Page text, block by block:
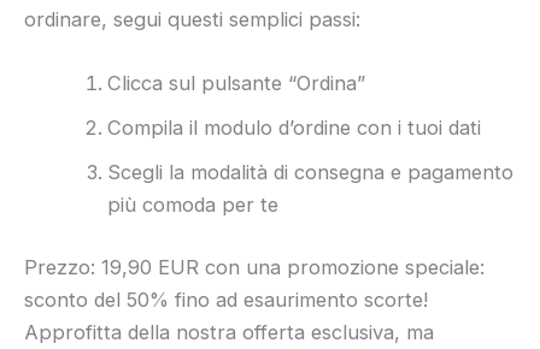
ordinare, segui questi semplici passi:
Clicca sul pulsante “Ordina”
Compila il modulo d’ordine con i tuoi dati
Scegli la modalità di consegna e pagamento
più comoda per te
Prezzo: 19,90 EUR con una promozione speciale:
sconto del 50% fino ad esaurimento scorte!
Approfitta della nostra offerta esclusiva, ma